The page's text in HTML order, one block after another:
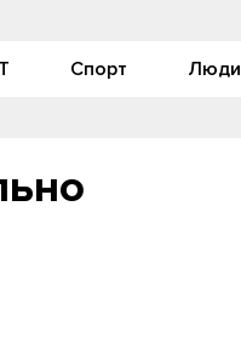
Спорт Люди